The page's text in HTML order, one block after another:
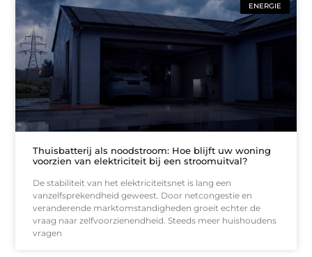
ENERGIE
Thuisbatterij als noodstroom: Hoe blijft uw woning
voorzien van elektriciteit bij een stroomuitval?
De stabiliteit van het elektriciteitsnet is lang een
vanzelfsprekendheid geweest. Door netcongestie en
veranderende marktomstandigheden groeit echter de
vraag naar zelfvoorzienendheid. Steeds meer huishoudens
vragen